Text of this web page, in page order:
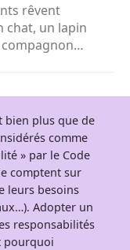
rêvent
chat, un lapin
bien plus que de
comme
» par le Code
comptent sur
leurs besoins
Adopter un
responsabilités
pourquoi